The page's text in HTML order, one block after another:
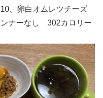
、卵白オムレツチーズ
ンナーなし 302カロリー